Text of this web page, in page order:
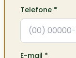
Telefone *
E-mail *